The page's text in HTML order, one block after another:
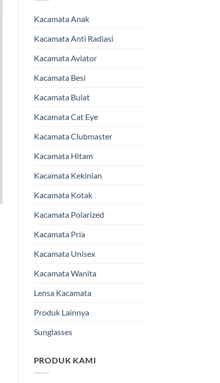
Kacamata Anak
Kacamata Anti Radiasi
Kacamata Aviator
Kacamata Besi
Kacamata Bulat
Kacamata Cat Eye
Kacamata Clubmaster
Kacamata Hitam
Kacamata Kekinian
Kacamata Kotak
Kacamata Polarized
Kacamata Pria
Kacamata Unisex
Kacamata Wanita
Lensa Kacamata
Produk Lainnya
Sunglasses
PRODUK KAMI